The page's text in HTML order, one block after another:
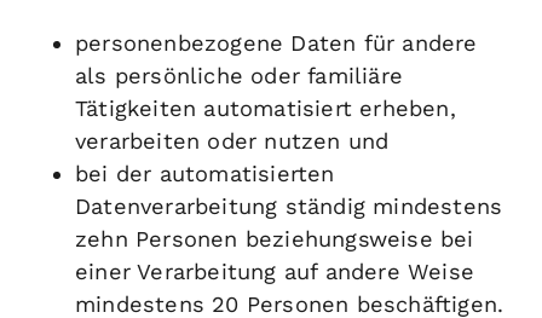
personenbezogene Daten für andere
als persönliche oder familiäre
Tätigkeiten automatisiert erheben,
verarbeiten oder nutzen und
bei der automatisierten
Datenverarbeitung ständig mindestens
zehn Personen beziehungsweise bei
einer Verarbeitung auf andere Weise
mindestens 20 Personen beschäftigen.